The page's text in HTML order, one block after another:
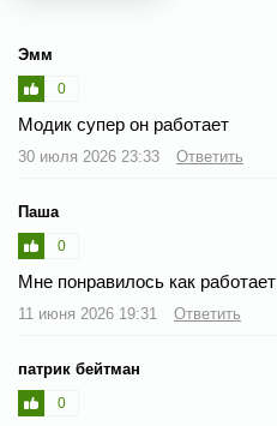
Эмм
0
Модик супер он работает
30 июля 2026 23:33 Ответить
Паша
0
Мне понравилось как работает
11 июня 2026 19:31 Ответить
патрик бейтман
0